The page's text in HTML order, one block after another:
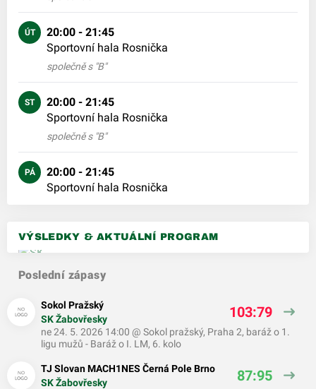
ÚT
20:00 - 21:45
Sportovní hala Rosnička
společně s "B"
ST
20:00 - 21:45
Sportovní hala Rosnička
společně s "B"
PÁ
20:00 - 21:45
Sportovní hala Rosnička
VÝSLEDKY & AKTUÁLNÍ PROGRAM
Poslední zápasy
Sokol Pražský
SK Žabovřesky
103:79
ne 24. 5. 2026 14:00 @ Sokol pražský, Praha 2, baráž o 1.
ligu mužů - Baráž o I. LM, 6. kolo
TJ Slovan MACH1NES Černá Pole Brno
SK Žabovřesky
87:95